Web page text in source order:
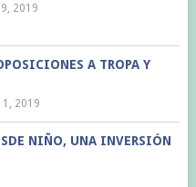
2019
A TROPA Y
1, 2019
NIÑO, UNA INVERSIÓN